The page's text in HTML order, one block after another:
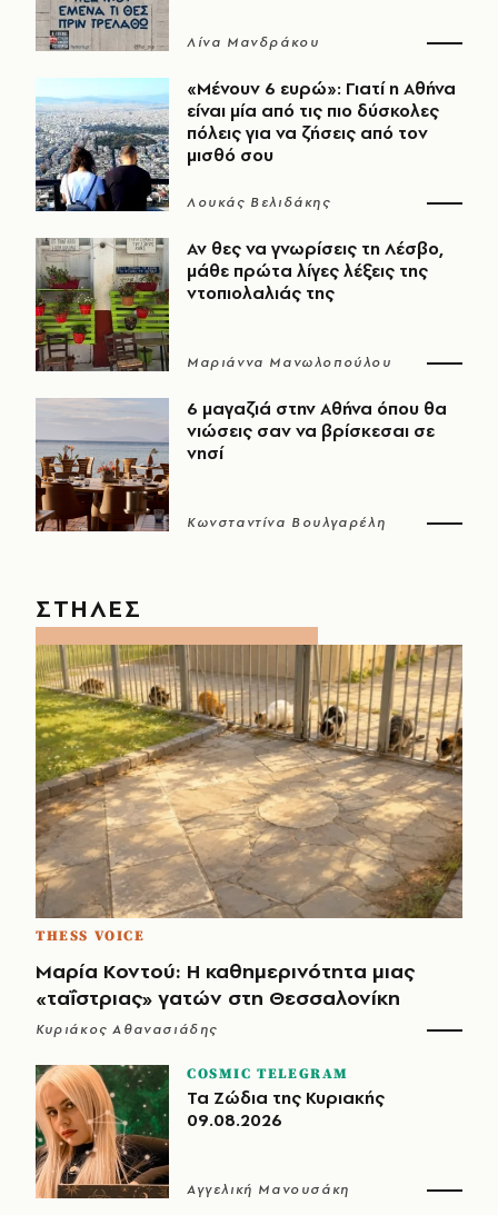
Λίνα Μανδράκου
«Μένουν 6 ευρώ»: Γιατί η Αθήνα
είναι μία από τις πιο δύσκολες
πόλεις για να ζήσεις από τον
μισθό σου
Λουκάς Βελιδάκης
Αν θες να γνωρίσεις τη Λέσβο,
μάθε πρώτα λίγες λέξεις της
ντοπιολαλιάς της
Μαριάννα Μανωλοπούλου
6 μαγαζιά στην Αθήνα όπου θα
νιώσεις σαν να βρίσκεσαι σε
νησί
Κωνσταντίνα Βουλγαρέλη
ΣΤΗΛΕΣ
THESS VOICE
Μαρία Κοντού: Η καθημερινότητα μιας
«ταΐστριας» γατών στη Θεσσαλονίκη
Κυριάκος Αθανασιάδης
COSMIC TELEGRAM
Τα Ζώδια της Κυριακής
09.08.2026
Αγγελική Μανουσάκη